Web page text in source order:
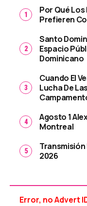
Por Qué
Prefieren
Santo
Espacio
Dominicano
Cuando El
Lucha De
Agosto 1
Montreal
Transmisión
2026
Error, no Advert